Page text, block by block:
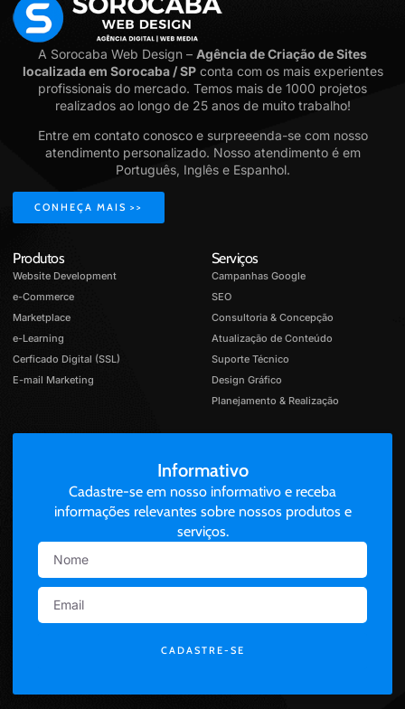
A Sorocaba Web Design – Agência de Criação de Sites
localizada em Sorocaba / SPconta com os mais experientes
profissionais do mercado. Temos mais de 1000 projetos
realizados ao longo de 25 anos de muito trabalho!
Entre em contato conosco e surpreeenda-se com nosso
atendimento personalizado. Nosso atendimento é em
Português, Inglês e Espanhol.
CONHEÇA MAIS >>
Produtos
Website Development
e-Commerce
Marketplace
e-Learning
Cerficado Digital (SSL)
E-mail Marketing
Serviços
Campanhas Google
SEO
Consultoria & Concepção
Atualização de Conteúdo
Suporte Técnico
Design Gráfico
Planejamento & Realização
Informativo
Cadastre-se em nosso informativo e receba
informações relevantes sobre nossos produtos e
serviços.
CADASTRE-SE